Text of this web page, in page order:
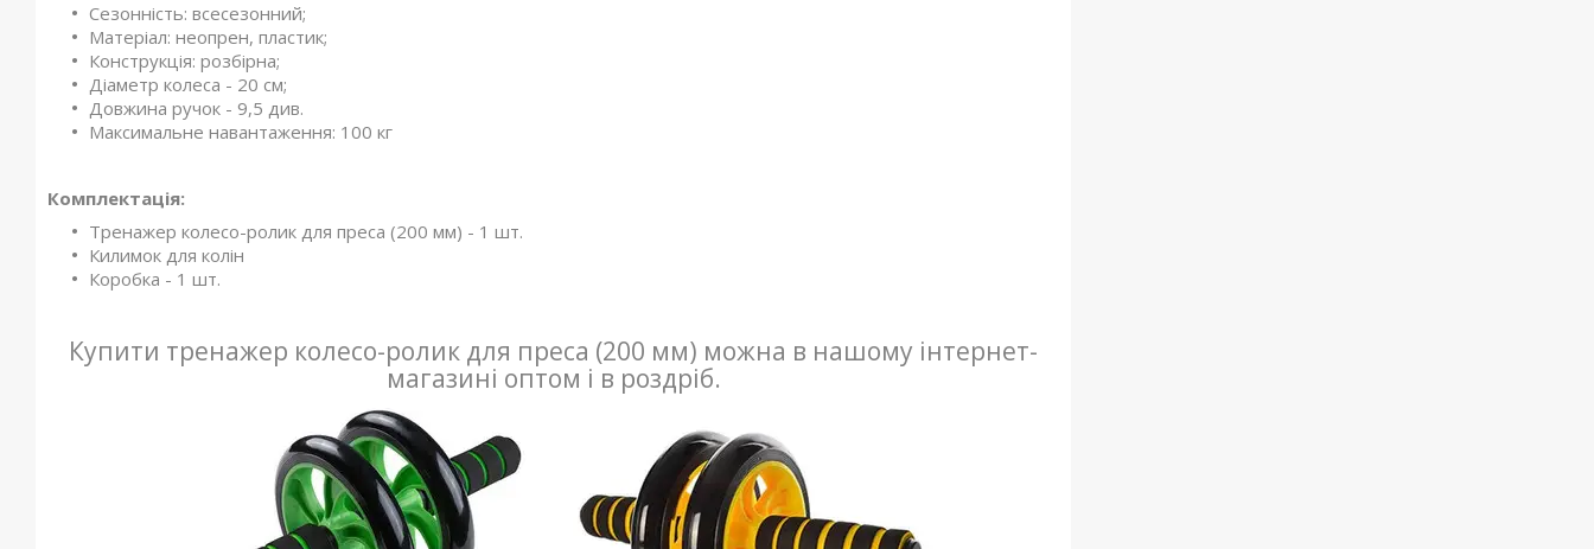
Сезонність: всесезонний;
Матеріал: неопрен, пластик;
Конструкція: розбірна;
Діаметр колеса - 20 см;
Довжина ручок - 9,5 див.
Максимальне навантаження: 100 кг
Комплектація:
Тренажер колесо-ролик для преса (200 мм) - 1 шт.
Килимок для колін
Коробка - 1 шт.
Купити тренажер колесо-ролик для преса (200 мм) можна в нашому інтернет-
магазині оптом і в роздріб.